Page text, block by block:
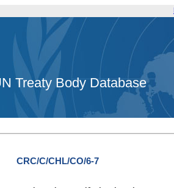
Treaty Body Database
CRC/C/CHL/CO/6-7